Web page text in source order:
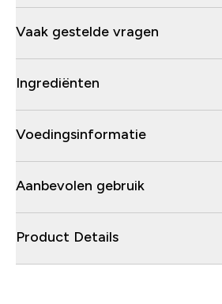
Vaak gestelde vragen
Ingrediënten
Voedingsinformatie
Aanbevolen gebruik
Product Details